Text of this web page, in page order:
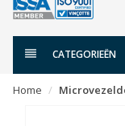
CATEGORIEËN
Home